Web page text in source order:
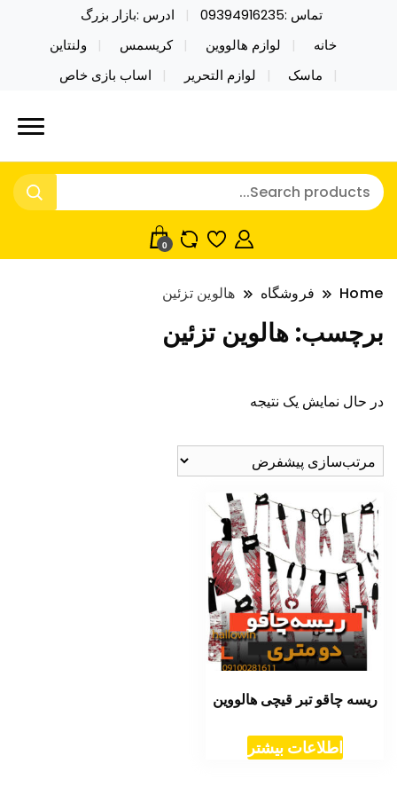
تماس :09394916235
ادرس :بازار بزرگ
خانه
لوازم هالووین کریسمس
ولنتاین
ماسک
لوازم التحریر اساب بازی خاص
نایکر توی فروش عمده لوازم هالووین
ولن تاین کادویی کریسمس اکسسوری
خرید محصولات خاص فیجت اسباب بازی تراول ماگ نایکر
توی فروش عمده لوازم هالووین ولن تاین کادویی
کریسمس اکسسوری ماسک در واردات مستقیم
0
Home فروشگاه هالوین تزئین
برچسب: هالوین تزئین
در حال نمایش یک نتیجه
ریسه چاقو تبر قیچی هالووین
اطلاعات بیشتر